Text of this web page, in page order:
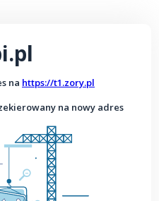
na https://t1.zory.pl
na nowy adres